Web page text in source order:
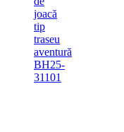
joacă
tip
traseu
aventură
BH25-
31101